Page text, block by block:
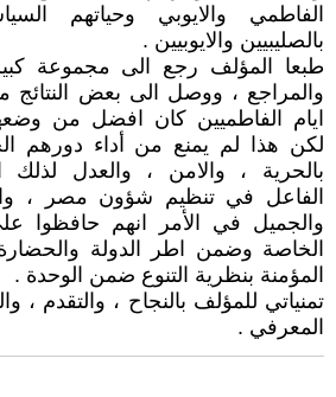
الفاطمي والايوبي وحياتهم
بالصليبيين والايوبيين .
طبعا المؤلف رجع الى مجموعة
والمراجع ، ووصل الى بعض
ايام الفاطميين كان افضل من
لكن هذا لم يمنع من أداء دورهم
بالحرية ، والامن ، والعدل لذلك
الفاعل في تنظيم شؤون مصر ،
والجميل في الأمر انهم حافظوا
الخاصة وضمن اطر الدولة والحضارة
المؤمنة بنظرية التنوع ضمن الوحدة .
تمنياتي للمؤلف بالنجاح ، والتقدم ،
المعرفي .